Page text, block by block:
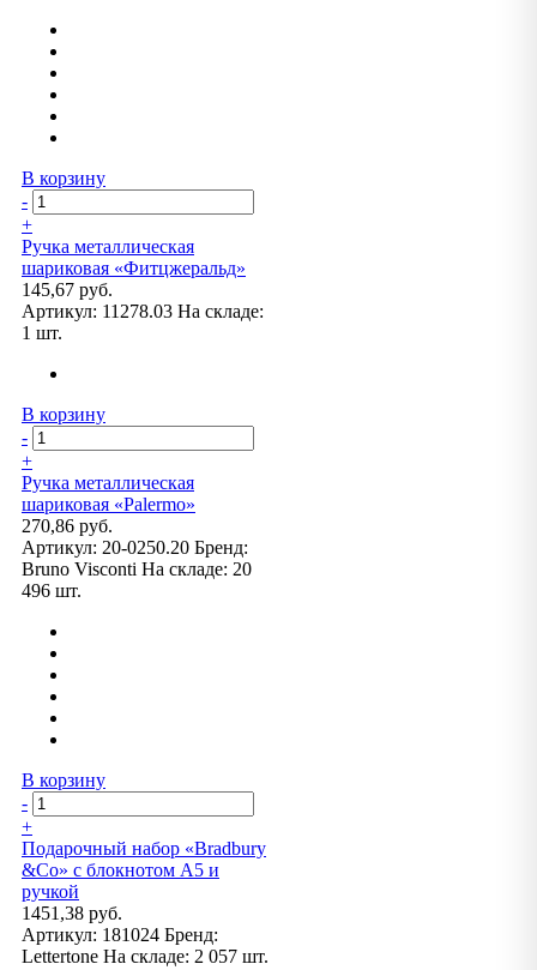
В корзину
-
+
Ручка металлическая
шариковая «Фитцжеральд»
145,67 руб.
Артикул: 11278.03 На складе:
1 шт.
В корзину
-
+
Ручка металлическая
шариковая «Palermo»
270,86 руб.
Артикул: 20-0250.20 Бренд:
Bruno Visconti На складе: 20
496 шт.
В корзину
-
+
Подарочный набор «Bradbury
&Co» с блокнотом А5 и
ручкой
1451,38 руб.
Артикул: 181024 Бренд:
Lettertone На складе: 2 057 шт.